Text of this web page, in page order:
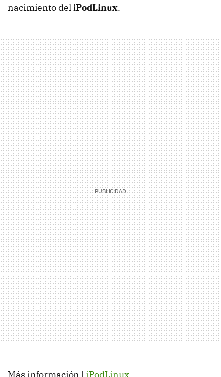
nacimiento deliPodLinux.
Más información | iPodLinux.